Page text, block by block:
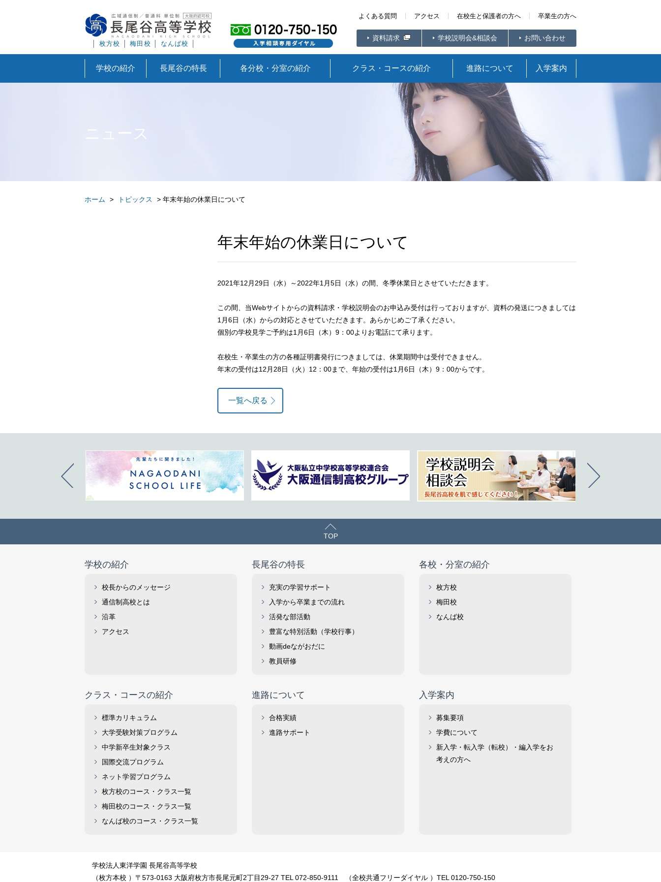
枚方校 │梅田校 なんば校
よくある質問 アクセス 在校生と保護者の方へ 卒業生の方へ
資料請求 学校説明会&相談会 お問い合わせ
学校の紹介 長尾谷の特長 各分校・分室の紹介 クラス・コースの紹介 進路について 入学案内
ニュース
ホーム > トピックス > 年末年始の休業日について
年末年始の休業日について
2021年12月29日（水）～2022年1月5日（水）の間、冬季休業日とさせていただきます。
この間、当Webサイトからの資料請求・学校説明会のお申込み受付は行っておりますが、資料の発送につきましては
1月6日（水）からの対応とさせていただきます。あらかじめご了承ください。
個別の学校見学ご予約は1月6日（木）9：00よりお電話にて承ります。
在校生・卒業生の方の各種証明書発行につきましては、休業期間中は受付できません。
年末の受付は12月28日（火）12：00まで、年始の受付は1月6日（木）9：00からです。
一覧へ戻る
TOP
学校の紹介
校長からのメッセージ
通信制高校とは
沿革
アクセス
長尾谷の特長
充実の学習サポート
入学から卒業までの流れ
活発な部活動
豊富な特別活動（学校行事）
動画deながおだに
教員研修
各校・分室の紹介
枚方校
梅田校
なんば校
クラス・コースの紹介
標準カリキュラム
大学受験対策プログラム
中学新卒生対象クラス
国際交流プログラム
ネット学習プログラム
枚方校のコース・クラス一覧
梅田校のコース・クラス一覧
なんば校のコース・クラス一覧
進路について
合格実績
進路サポート
入学案内
募集要項
学費について
新入学・転入学（転校）・編入学をお
考えの方へ
学校法人東洋学園 長尾谷高等学校
（枚方本校 ）〒573-0163 大阪府枚方市長尾元町2丁目29-27 TEL 072-850-9111 （全校共通フリーダイヤル ）TEL 0120-750-150